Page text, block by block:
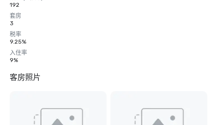
192
套房
3
税率
9.25%
入住率
9%
客房照片